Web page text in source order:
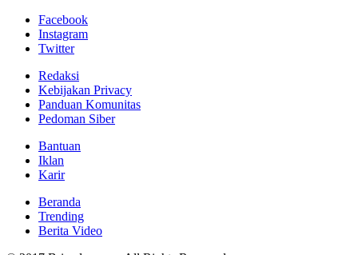
Facebook
Instagram
Twitter
Redaksi
Kebijakan Privacy
Panduan Komunitas
Pedoman Siber
Bantuan
Iklan
Karir
Beranda
Trending
Berita Video